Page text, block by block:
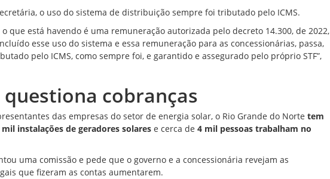
o uso do sistema de distribuição sempre foi tributado pelo ICMS.
o que está havendo é uma remuneração autorizada pelo decreto 14.300, de 2022,
esse uso do sistema e essa remuneração para as concessionárias, passa,
pelo ICMS, como sempre foi, e garantido e assegurado pelo próprio STF”,
questiona cobranças
das empresas do setor de energia solar, o Rio Grande do Norte tem
mil instalações de geradores solares e cerca de 4 mil pessoas trabalham no
uma comissão e pede que o governo e a concessionária revejam as
que fizeram as contas aumentarem.